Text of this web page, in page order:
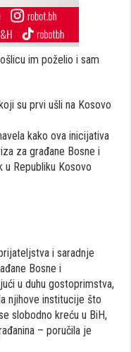
im poželio i sam
kako ova inicijativa
za građane Bosne i
u Republiku Kosovo
i saradnje
Bosne i
u duhu gostoprimstva,
njihove institucije što
slobodno kreću u BiH,
– poručila je